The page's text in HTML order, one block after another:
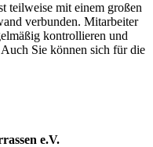
teilweise mit einem großen
verbunden. Mitarbeiter
kontrollieren und
Sie können sich für die
e.V.